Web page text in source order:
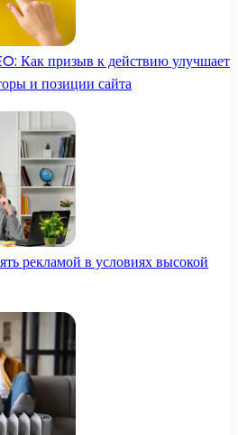
Как призыв к действию улучшает
и позиции сайта
рекламой в условиях высокой